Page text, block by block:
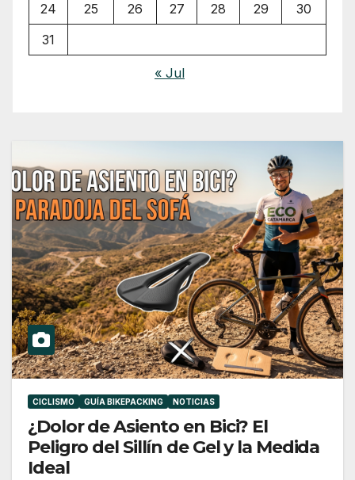
24
25 26 27 28 29
30
31
« Jul
CICLISMO GUÍA BIKEPACKING NOTICIAS
¿Dolor de Asiento en Bici? El
Peligro del Sillín de Gel y la Medida
Ideal